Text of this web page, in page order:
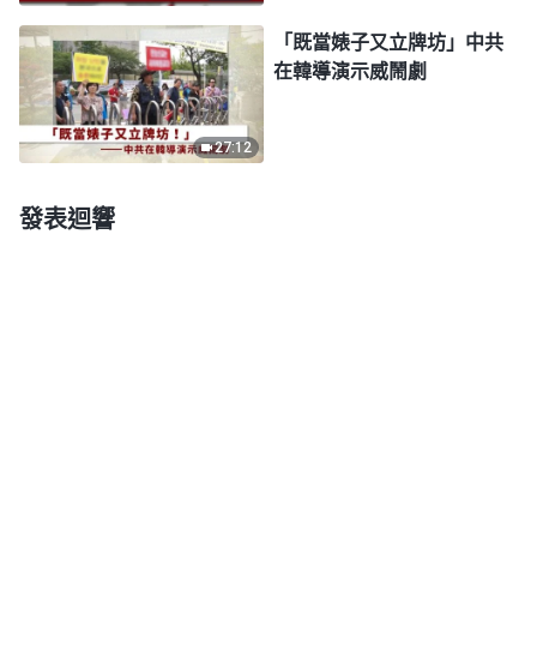
27:12
「既當婊子又立牌坊」中共
在韓導演示威鬧劇
發表迴響